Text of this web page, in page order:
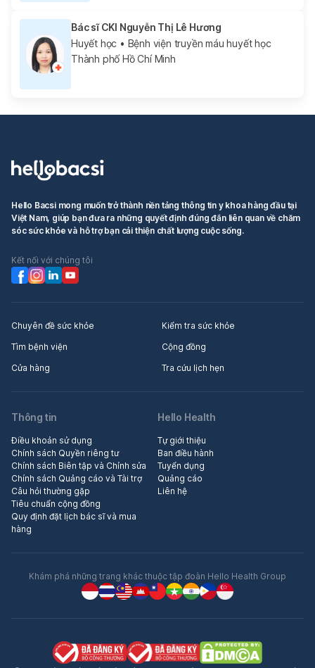
Bác sĩ CKI Nguyễn Thị Lê Hương
Huyết học • Bệnh viện truyền máu huyết học
Thành phố Hồ Chí Minh
Hello Bacsi mong muốn trở thành nền tảng thông tin y khoa hàng đầu tại
Việt Nam, giúp bạn đưa ra những quyết định đúng đắn liên quan về chăm
sóc sức khỏe và hỗ trợ bạn cải thiện chất lượng cuộc sống.
Kết nối với chúng tôi
Chuyên đề sức khỏe
Kiểm tra sức khỏe
Tìm bệnh viện
Cộng đồng
Cửa hàng
Tra cứu lịch hẹn
Thông tin
Điều khoản sử dụng
Chính sách Quyền riêng tư
Chính sách Biên tập và Chỉnh sửa
Chính sách Quảng cáo và Tài trợ
Câu hỏi thường gặp
Tiêu chuẩn cộng đồng
Quy định đặt lịch bác sĩ và mua
hàng
Hello Health
Tự giới thiệu
Ban điều hành
Tuyển dụng
Quảng cáo
Liên hệ
Khám phá những trang khác thuộc tập đoàn Hello Health Group